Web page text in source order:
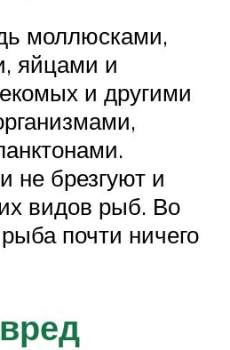
моллюсками,
яйцами и
и другими
не брезгуют и
видов рыб. Во
почти ничего